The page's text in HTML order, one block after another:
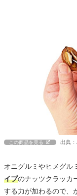
この商品を見る 出典
オニグルミやヒメグル
イプのナッツクラッカ
する力が加わるので、